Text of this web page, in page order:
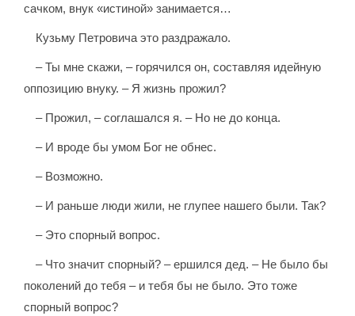
сачком, внук «истиной» занимается…
Кузьму Петровича это раздражало.
– Ты мне скажи, – горячился он, составляя идейную
оппозицию внуку. – Я жизнь прожил?
– Прожил, – соглашался я. – Но не до конца.
– И вроде бы умом Бог не обнес.
– Возможно.
– И раньше люди жили, не глупее нашего были. Так?
– Это спорный вопрос.
– Что значит спорный? – ершился дед. – Не было бы
поколений до тебя – и тебя бы не было. Это тоже
спорный вопрос?